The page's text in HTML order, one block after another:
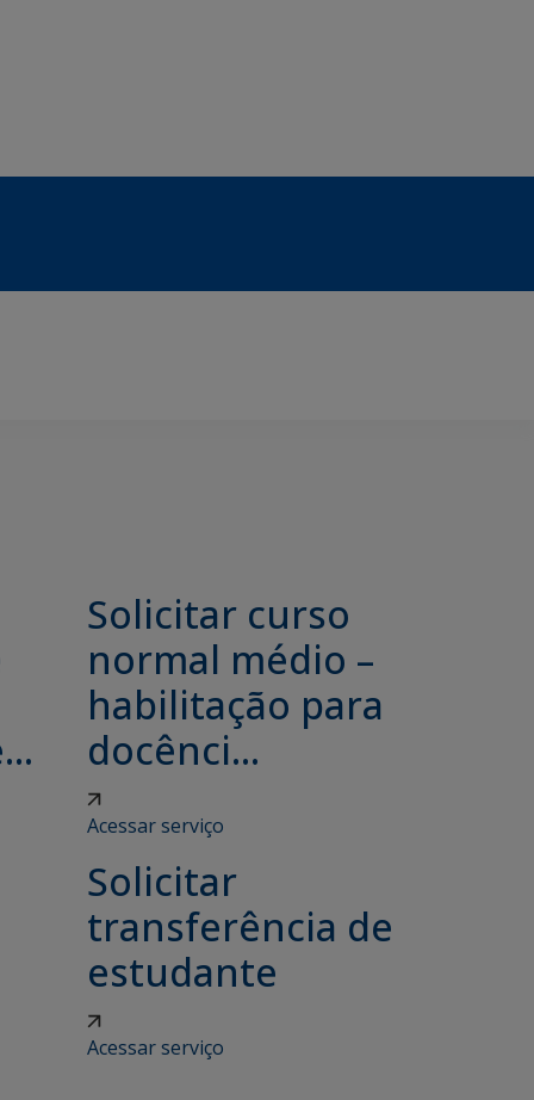
Solicitar curso
normal médio –
habilitação para
docênci...
Acessar serviço
Solicitar
transferência de
estudante
Acessar serviço